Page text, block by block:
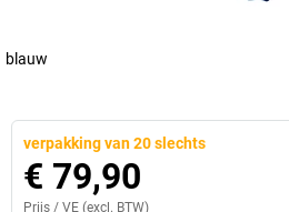
blauw
verpakking van 20 slechts
€ 79,90
Prijs / VE (excl. BTW)